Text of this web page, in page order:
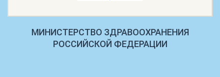
МИНИСТЕРСТВО ЗДРАВООХРАНЕНИЯ
РОССИЙСКОЙ ФЕДЕРАЦИИ